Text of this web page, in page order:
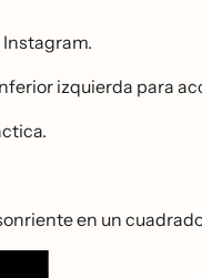
izquierda para
en un